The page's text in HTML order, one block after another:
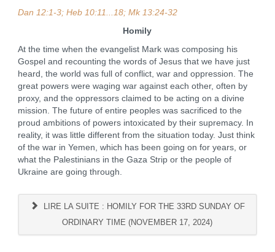
Dan 12:1-3; Heb 10:11...18; Mk 13:24-32
Homily
At the time when the evangelist Mark was composing his
Gospel and recounting the words of Jesus that we have just
heard, the world was full of conflict, war and oppression. The
great powers were waging war against each other, often by
proxy, and the oppressors claimed to be acting on a divine
mission. The future of entire peoples was sacrificed to the
proud ambitions of powers intoxicated by their supremacy. In
reality, it was little different from the situation today. Just think
of the war in Yemen, which has been going on for years, or
what the Palestinians in the Gaza Strip or the people of
Ukraine are going through.
LIRE LA SUITE : HOMILY FOR THE 33RD SUNDAY OF
ORDINARY TIME (NOVEMBER 17, 2024)